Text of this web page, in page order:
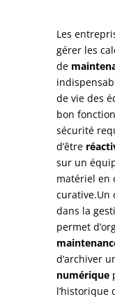
Les
gérer les
de
de vie des
bon
sécurité
d’être
sur un
matériel en
curative.Un
dans la
permet
d’archiver
numérique
l’historique